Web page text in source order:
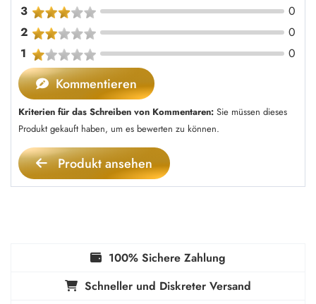
3
0
2
0
1
0
Kommentieren
Kriterien für das Schreiben von Kommentaren: Sie müssen dieses
Produkt gekauft haben, um es bewerten zu können.
Produkt ansehen
100% Sichere Zahlung
Schneller und Diskreter Versand